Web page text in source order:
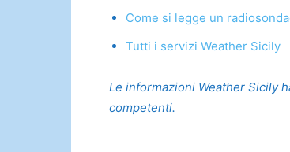
Come si legge un
Tutti i servizi Weather Sicily
Le informazioni Weather Sicily
competenti.